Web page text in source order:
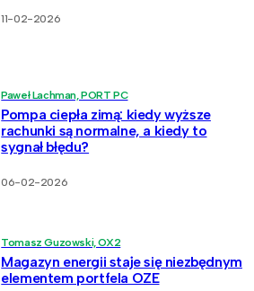
11-02-2026
Paweł Lachman, PORT PC
Pompa ciepła zimą: kiedy wyższe
rachunki są normalne, a kiedy to
sygnał błędu?
06-02-2026
Tomasz Guzowski, OX2
Magazyn energii staje się niezbędnym
elementem portfela OZE